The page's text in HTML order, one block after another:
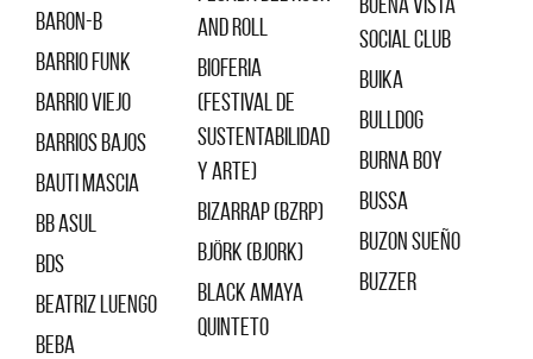
Baron-B
Barrio Funk
Barrio Viejo
Barrios bajos
Bauti Mascia
BB Asul
BDS
Beatriz Luengo
Beba
and Roll
Bioferia
(Festival de
sustentabilidad
y arte)
Bizarrap (BZRP)
Björk (Bjork)
Black Amaya
quinteto
Social Club
Buika
Bulldog
Burna Boy
Bussa
Buzon Sueño
Buzzer